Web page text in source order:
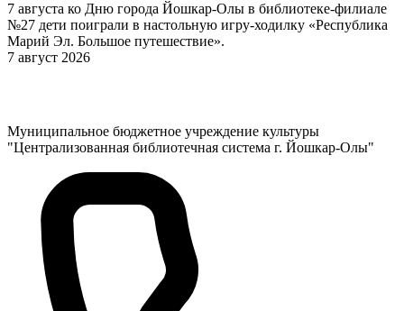
7 августа ко Дню города Йошкар-Олы в библиотеке-филиале
№27 дети поиграли в настольную игру-ходилку «Республика
Марий Эл. Большое путешествие».
7 август 2026
Муниципальное бюджетное учреждение культуры
"Централизованная библиотечная система г. Йошкар-Олы"